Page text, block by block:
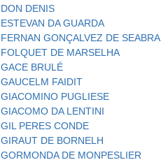
DON DENIS
ESTEVAN DA GUARDA
FERNAN GONÇALVEZ DE SEABRA
FOLQUET DE MARSELHA
GACE BRULÉ
GAUCELM FAIDIT
GIACOMINO PUGLIESE
GIACOMO DA LENTINI
GIL PERES CONDE
GIRAUT DE BORNELH
GORMONDA DE MONPESLIER